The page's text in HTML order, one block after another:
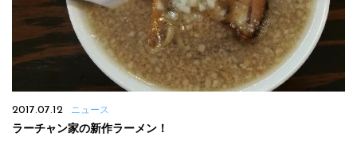
2017.07.12 ニュース
ラーチャン家の新作ラーメン！